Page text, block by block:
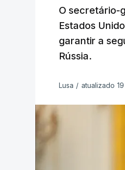
O secretário-
Estados
garantir a
Rússia.
Lusa / atualizado